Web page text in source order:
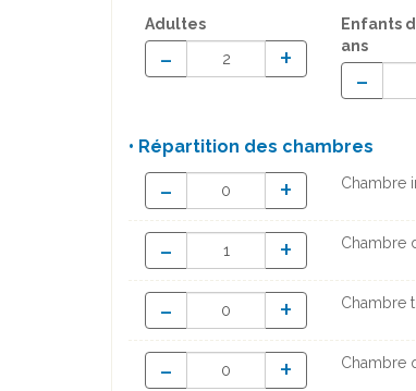
Adultes
- +
Enfants
ans
-
• Répartition des chambres
- + Chambre
- + Chambre
- + Chambre
- + Chambre